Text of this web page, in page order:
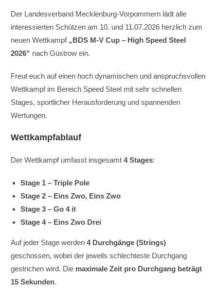
Der Landesverband Mecklenburg-Vorpommern lädt alle
interessierten Schützen am 10. und 11.07.2026 herzlich zum
neuen Wettkampf „BDS M-V Cup – High Speed Steel
2026“ nach Güstrow ein.
Freut euch auf einen hoch dynamischen und anspruchsvollen
Wettkampf im Bereich Speed Steel mit sehr schnellen
Stages, sportlicher Herausforderung und spannenden
Wertungen.
Wettkampfablauf
Der Wettkampf umfasst insgesamt4 Stages:
Stage 1 – Triple Pole
Stage 2 – Eins Zwo, Eins Zwo
Stage 3 – Go 4 it
Stage 4 – Eins Zwo Drei
Auf jeder Stage werden4 Durchgänge (Strings)
geschossen, wobei der jeweils schlechteste Durchgang
gestrichen wird. Die maximale Zeit pro Durchgang beträgt
15 Sekunden.